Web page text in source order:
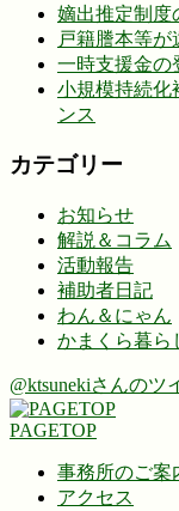
嫡出推定制度
戸籍謄本等が
一時支援金の
小規模持続化
ンス
カテゴリー
お知らせ
解説＆コラム
活動報告
補助者日記
わん＆にゃん
かまくら暮ら
@ktsunekiさんのツ
PAGETOP
事務所のご案
アクセス